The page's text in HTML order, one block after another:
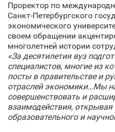
Проректор по
Санкт‑Петербургского
экономического
своем обращении
многолетней истории
«За десятилетия вуз
специалистов, многие из
посты в правительстве и
отраслей экономики…Мы
совершенствовать и
взаимодействия,
образовательного и